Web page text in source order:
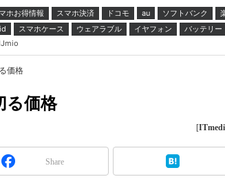
ホお得情報 スマホ決済 ドコモ au ソフトバンク
スマホケース ウェアラブル イヤフォン バッテリー
価格
る価格
[
Share